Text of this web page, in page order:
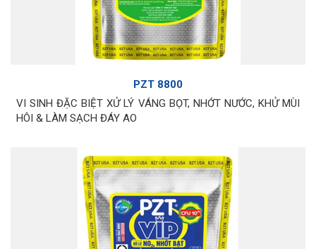
PZT 8800
VI SINH ĐẶC BIỆT XỬ LÝ VÁNG BỌT, NHỚT NƯỚC, KHỬ MÙI
HÔI & LÀM SẠCH ĐÁY AO